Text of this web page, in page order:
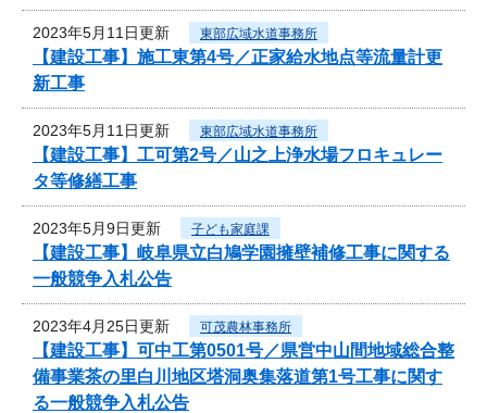
2023年5月11日更新 東部広域水道事務所
【建設工事】施工東第4号／正家給水地点等流量計更
新工事
2023年5月11日更新 東部広域水道事務所
【建設工事】工可第2号／山之上浄水場フロキュレー
タ等修繕工事
2023年5月9日更新 子ども家庭課
【建設工事】岐阜県立白鳩学園擁壁補修工事に関する
一般競争入札公告
2023年4月25日更新 可茂農林事務所
【建設工事】可中工第0501号／県営中山間地域総合整
備事業茶の里白川地区塔洞奥集落道第1号工事に関す
る一般競争入札公告